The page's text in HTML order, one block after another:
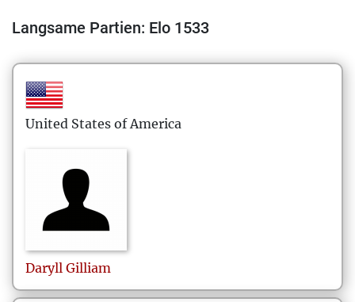
Langsame Partien: Elo 1533
United States of America
Daryll Gilliam